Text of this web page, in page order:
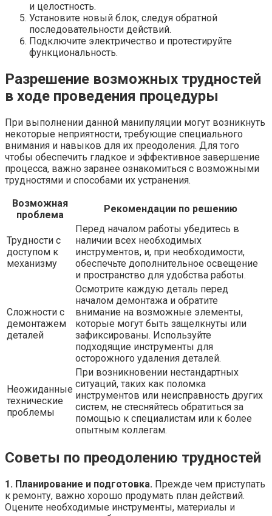
и целостность.
Установите новый блок, следуя обратной
последовательности действий.
Подключите электричество и протестируйте
функциональность.
Разрешение возможных трудностей
в ходе проведения процедуры
При выполнении данной манипуляции могут возникнуть
некоторые неприятности, требующие специального
внимания и навыков для их преодоления. Для того
чтобы обеспечить гладкое и эффективное завершение
процесса, важно заранее ознакомиться с возможными
трудностями и способами их устранения.
Возможная
проблема
Рекомендации по решению
Трудности с
доступом к
механизму
Перед началом работы убедитесь в
наличии всех необходимых
инструментов, и, при необходимости,
обеспечьте дополнительное освещение
и пространство для удобства работы.
Сложности с
демонтажем
деталей
Осмотрите каждую деталь перед
началом демонтажа и обратите
внимание на возможные элементы,
которые могут быть защелкнуты или
зафиксированы. Используйте
подходящие инструменты для
осторожного удаления деталей.
Неожиданные
технические
проблемы
При возникновении нестандартных
ситуаций, таких как поломка
инструментов или неисправность других
систем, не стесняйтесь обратиться за
помощью к специалистам или к более
опытным коллегам.
Советы по преодолению трудностей
1. Планирование и подготовка. Прежде чем приступать
к ремонту, важно хорошо продумать план действий.
Оцените необходимые инструменты, материалы и